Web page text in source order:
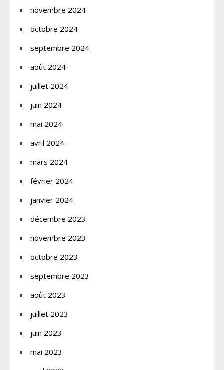
novembre 2024
octobre 2024
septembre 2024
août 2024
juillet 2024
juin 2024
mai 2024
avril 2024
mars 2024
février 2024
janvier 2024
décembre 2023
novembre 2023
octobre 2023
septembre 2023
août 2023
juillet 2023
juin 2023
mai 2023